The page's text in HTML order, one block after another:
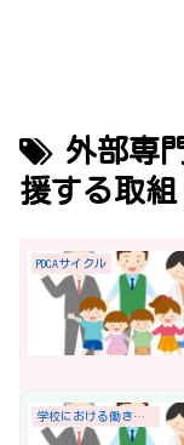
外部専
援する取組
PDCAサイクル
学校における働き方改革